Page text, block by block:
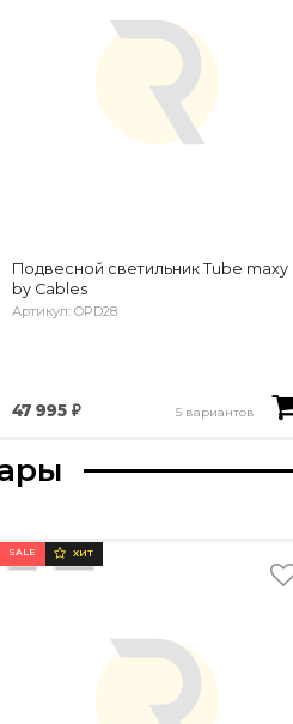
Подвесной светильник Tube maxy
by Cables
Артикул: OPD28
47 995 ₽ 5 вариантов
SALE ХИТ